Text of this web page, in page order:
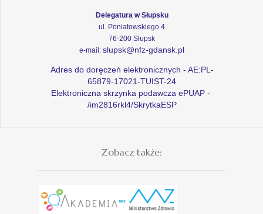
Delegatura w Słupsku
ul. Poniatowskiego 4
76-200 Słupsk
e-mail: slupsk@nfz-gdansk.pl
Adres do doręczeń elektronicznych - AE:PL-
65879-17021-TUIST-24
Elektroniczna skrzynka podawcza ePUAP -
/im2816rkl4/SkrytkaESP
Zobacz także: